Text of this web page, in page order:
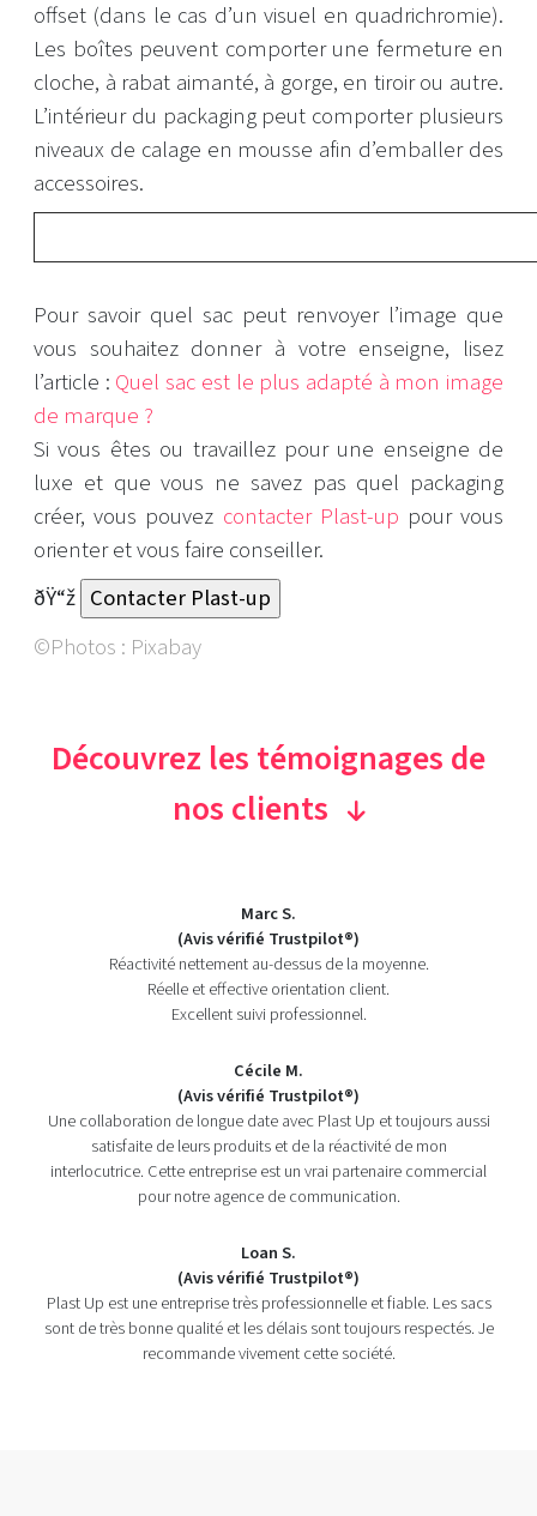
offset (dans le cas d’un visuel en quadrichromie).
Les boîtes peuvent comporter une fermeture en
cloche, à rabat aimanté, à gorge, en tiroir ou autre.
L’intérieur du packaging peut comporter plusieurs
niveaux de calage en mousse afin d’emballer des
accessoires.
Pour savoir quel sac peut renvoyer l’image que
vous souhaitez donner à votre enseigne, lisez
l’article : Quel sac est le plus adapté à mon image
de marque ?
Si vous êtes ou travaillez pour une enseigne de
luxe et que vous ne savez pas quel packaging
créer, vous pouvez contacter Plast-up pour vous
orienter et vous faire conseiller.
ðŸ“ž
©Photos : Pixabay
Découvrez les témoignages de
nos clients
Marc S.
(Avis vérifié Trustpilot®)
Réactivité nettement au-dessus de la moyenne.
Réelle et effective orientation client.
Excellent suivi professionnel.
Cécile M.
(Avis vérifié Trustpilot®)
Une collaboration de longue date avec Plast Up et toujours aussi
satisfaite de leurs produits et de la réactivité de mon
interlocutrice. Cette entreprise est un vrai partenaire commercial
pour notre agence de communication.
Loan S.
(Avis vérifié Trustpilot®)
Plast Up est une entreprise très professionnelle et fiable. Les sacs
sont de très bonne qualité et les délais sont toujours respectés. Je
recommande vivement cette société.